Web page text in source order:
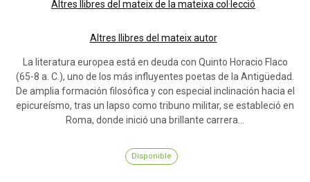
Altres llibres del mateix de la mateixa col·lecció
Altres llibres del mateix autor
La literatura europea está en deuda con Quinto Horacio Flaco
(65-8 a. C.), uno de los más influyentes poetas de la Antigüedad.
De amplia formación filosófica y con especial inclinación hacia el
epicureísmo, tras un lapso como tribuno militar, se estableció en
Roma, donde inició una brillante carrera...
Disponible